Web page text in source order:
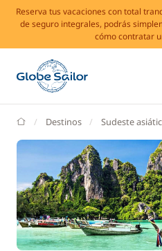
Reserva tus vacaciones con total
de seguro integrales, podrás
cómo contratar
GlobeSailor
Destinos Sudeste